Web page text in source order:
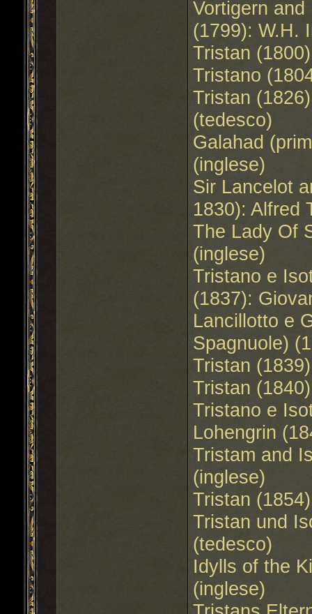
Vortigern
(1799): W.H.
Tristan
Tristano
Tristan
(tedesco)
Galahad
(inglese)
Sir Lancelot
1830): Alfred
The Lady Of
(inglese)
Tristano e
(1837):
Lancillotto e
Spagnuole)
Tristan
Tristan
Tristano e
Lohengrin
Tristam and
(inglese)
Tristan
Tristan und
(tedesco)
Idylls of the
(inglese)